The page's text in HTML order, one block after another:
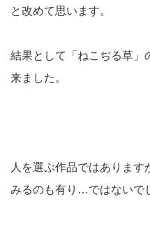
と改めて思います。
結果として「ねこぢる草」
来ました。
人を選ぶ作品ではありま
みるのも有り…ではないで